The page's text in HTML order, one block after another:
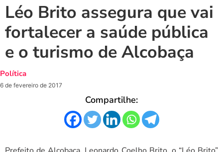
Léo Brito assegura que vai
fortalecer a saúde pública
e o turismo de Alcobaça
Política
6 de fevereiro de 2017
Compartilhe: